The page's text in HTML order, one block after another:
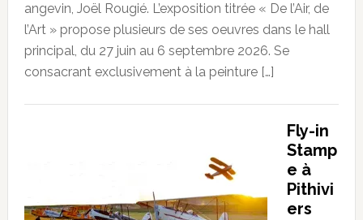
angevin, Joël Rougié. L’exposition titrée « De l’Air, de
l’Art » propose plusieurs de ses oeuvres dans le hall
principal, du 27 juin au 6 septembre 2026. Se
consacrant exclusivement à la peinture […]
Fly-in
Stamp
e à
Pithivi
ers